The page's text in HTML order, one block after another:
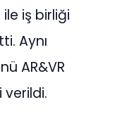
iş birliği
Aynı
AR&VR
verildi.